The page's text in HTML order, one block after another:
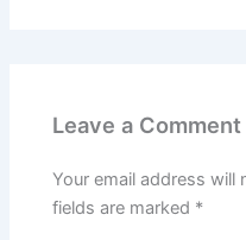
Leave a Comment
Your email address will
fields are marked *